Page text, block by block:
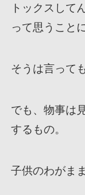
トックスして
って思うこと
そうは言って
でも、物事は
するもの。
子供のわがま